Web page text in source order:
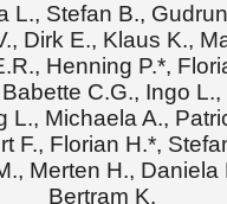
L., Stefan B.,
Dirk E., Klaus K.,
Henning P.*,
C.G., Ingo L.,
L., Michaela A.,
F., Florian H.*,
Merten H., Daniela
Bertram K.